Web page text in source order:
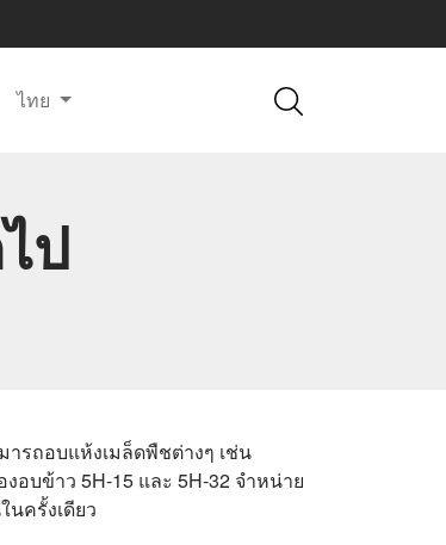
ไทย
ป
รถอบแห้งเมล็ดพืชต่างๆ เช่น
อบข้าว 5H-15 และ 5H-32 จำหน่าย
ครั้งเดียว